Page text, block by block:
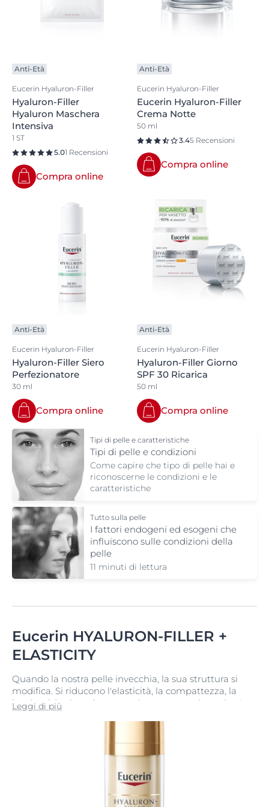
Anti-Età
Eucerin Hyaluron-Filler
Hyaluron-Filler
Hyaluron Maschera
Intensiva
1 ST
5.01 Recensioni
Compra online
Anti-Età
Eucerin Hyaluron-Filler
Eucerin Hyaluron-Filler
Crema Notte
50 ml
3.45 Recensioni
Compra online
Anti-Età
Eucerin Hyaluron-Filler
Hyaluron-Filler Siero
Perfezionatore
30 ml
Compra online
Anti-Età
Eucerin Hyaluron-Filler
Hyaluron-Filler Giorno
SPF 30 Ricarica
50 ml
Compra online
Tipi di pelle e caratteristiche
Tipi di pelle e condizioni
Come capire che tipo di pelle hai e
riconoscerne le condizioni e le
caratteristiche
Tutto sulla pelle
I fattori endogeni ed esogeni che
influiscono sulle condizioni della
pelle
11 minuti di lettura
Eucerin HYALURON-FILLER +
ELASTICITY
Quando la nostra pelle invecchia, la sua struttura si
modifica. Si riducono l'elasticità, la compattezza, la
luminosità e la resistenza, ed aumentano le rughe. La
perdita di elasticità, combinata con la comparsa delle
per molte donne con la pelle
La linea Eucerin HYALURON-FILLER + ELASTICITY è
stata specificamente sviluppata per combattere questi
problemi e per donare alla pelle molteplici benefici. Sia
Leggi di più